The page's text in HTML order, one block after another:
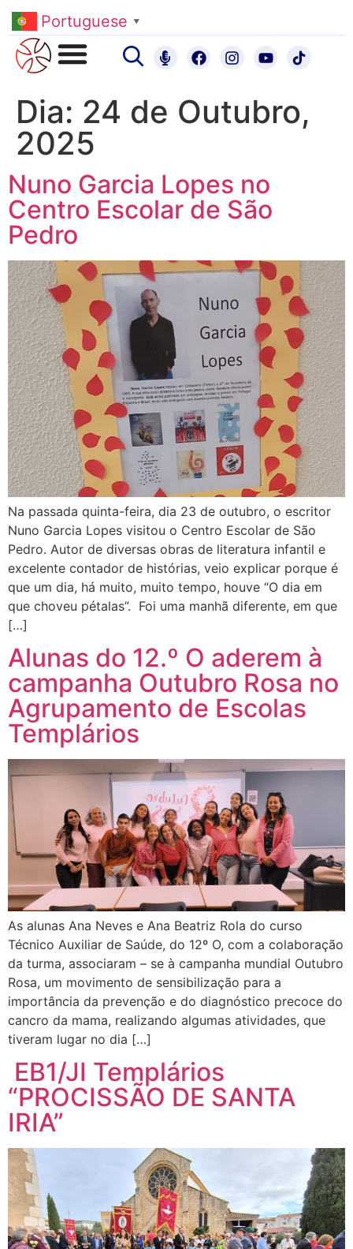
Portuguese ▼
Dia: 24 de Outubro,
2025
Nuno Garcia Lopes no
Centro Escolar de São
Pedro
Na passada quinta-feira, dia 23 de outubro, o escritor
Nuno Garcia Lopes visitou o Centro Escolar de São
Pedro. Autor de diversas obras de literatura infantil e
excelente contador de histórias, veio explicar porque é
que um dia, há muito, muito tempo, houve “O dia em
que choveu pétalas”. Foi uma manhã diferente, em que
[…]
Alunas do 12.º O aderem à
campanha Outubro Rosa no
Agrupamento de Escolas
Templários
As alunas Ana Neves e Ana Beatriz Rola do curso
Técnico Auxiliar de Saúde, do 12º O, com a colaboração
da turma, associaram – se à campanha mundial Outubro
Rosa, um movimento de sensibilização para a
importância da prevenção e do diagnóstico precoce do
cancro da mama, realizando algumas atividades, que
tiveram lugar no dia […]
EB1/JI Templários
“PROCISSÃO DE SANTA
IRIA”